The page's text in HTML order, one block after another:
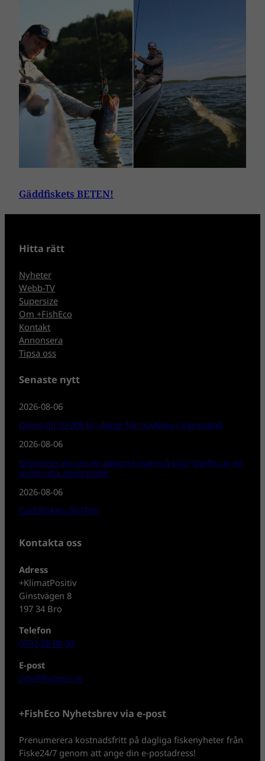
Gäddfiskets BETEN!
Hitta rätt
Nyheter
Webb-TV
Supersize
Om +FishEco
Kontakt
Annonsera
Tipsa oss
Senaste nytt
2026-08-06
Döms till 39 000 kr i böter för tjuvfiske i Värmland!
2026-08-06
Drömmer du om en abborre över två kilo? Därför är en
guide ofta avgörande!
2026-08-06
Gäddfiskets BETEN!
Kontakta oss
Adress
+KlimatPositiv
Ginstvägen 8
197 34 Bro
Telefon
0702-08 80 30
E-post
info@fisheco.se
+FishEco Nyhetsbrev via e-post
Prenumerera kostnadsfritt på dagliga fiskenyheter från
Fiske24/7 genom att ange din e-postadress!